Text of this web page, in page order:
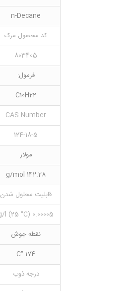
n-Decane
کد محصول مرک
803405
فرمول:
C10H22
CAS Number
124-18-5
مولار
142.28 g/mol
قابلیت محلول شدن
0.00005 g/l (25 °C)
نقطه جوش
174 °C
درجه ذوب